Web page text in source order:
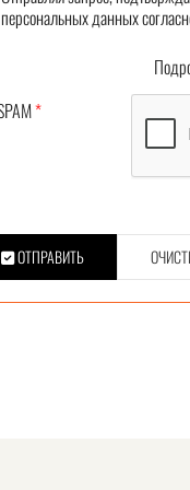
персональных данных
*
ОТПРАВИТЬ